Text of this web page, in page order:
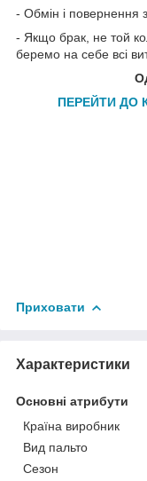
- Обмін і повернення
- Якщо брак, не той
беремо на себе всі
ПЕРЕЙТИ ДО
Приховати
Характеристики
Основні атрибути
Країна виробник
Вид пальто
Сезон